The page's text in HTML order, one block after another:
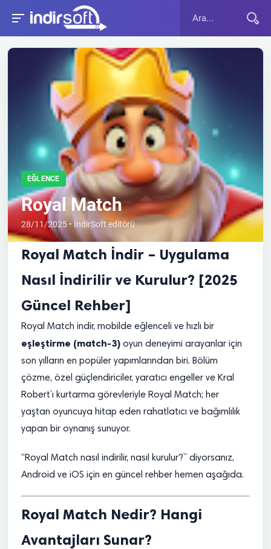
EĞLENCE
Royal Match
28/11/2025 • İndirSoft editörü
Royal Match İndir – Uygulama
Nasıl İndirilir ve Kurulur? [2025
Güncel Rehber]
Royal Match indir, mobilde eğlenceli ve hızlı bir
eşleştirme (match-3) oyun deneyimi arayanlar için
son yılların en popüler yapımlarından biri. Bölüm
çözme, özel güçlendiriciler, yaratıcı engeller ve Kral
Robert’ı kurtarma görevleriyle Royal Match; her
yaştan oyuncuya hitap eden rahatlatıcı ve bağımlılık
yapan bir oynanış sunuyor.
“Royal Match nasıl indirilir, nasıl kurulur?” diyorsanız,
Android ve iOS için en güncel rehber hemen aşağıda.
Royal Match Nedir? Hangi
Avantajları Sunar?